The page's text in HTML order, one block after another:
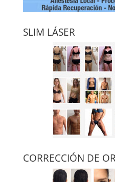
SLIM LÁSER
CORRECCIÓN DE